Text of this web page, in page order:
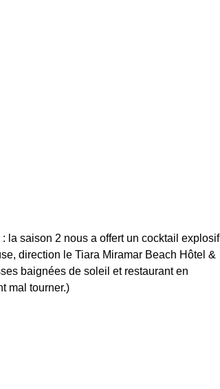
la saison 2 nous a offert un cocktail explosif
direction le Tiara Miramar Beach Hôtel &
baignées de soleil et restaurant en
mal tourner.)